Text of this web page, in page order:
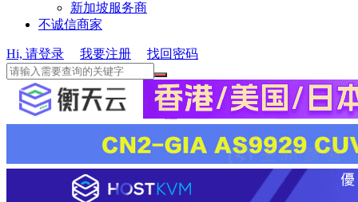
新加坡服务商
不诚信商家
Hi, 请登录 我要注册 找回密码